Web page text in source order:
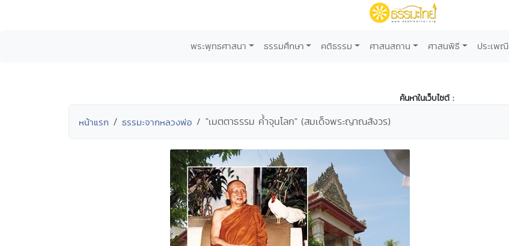
พระพุทธศาสนา ธรรมศึกษา คติธรรม ศาสนสถาน ศาสนพิธี ประเพณี
ค้นหาในเว็บไซต์ :
หน้าแรก ธรรมะจากหลวงพ่อ "เมตตาธรรม ค้ำจุนโลก" (สมเด็จพระญาณสังวร)